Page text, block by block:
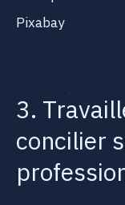
Pixabay
3.
concilier